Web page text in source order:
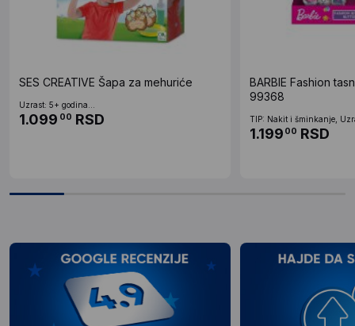
SES CREATIVE Šapa za mehuriće
Uzrast: 5+ godina...
1.099 00 RSD
BARBIE Fashion
99368
TIP: Nakit i šminkanje,
1.199 00 RSD